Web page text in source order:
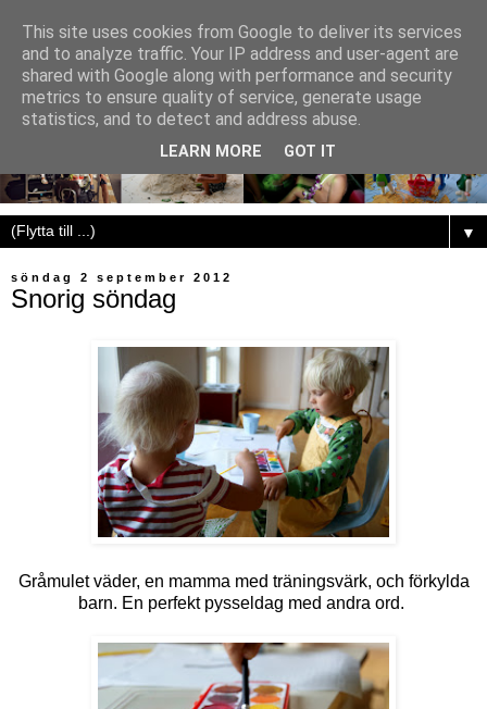
▼
söndag 2 september 2012
Snorig söndag
Gråmulet väder, en mamma med träningsvärk, och förkylda
barn. En perfekt pysseldag med andra ord.
This site uses cookies from Google to deliver its services
and to analyze traffic. Your IP address and user-agent are
shared with Google along with performance and security
metrics to ensure quality of service, generate usage
statistics, and to detect and address abuse.
LEARN MORE GOT IT